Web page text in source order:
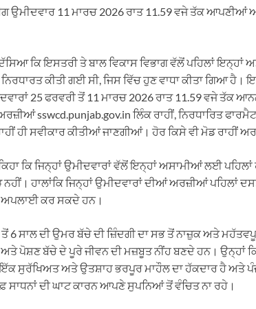
ਉਮੀਦਵਾਰ 11 ਮਾਰਚ 2026 ਰਾਤ 11.59 ਵਜੇ ਤੱਕ
ਕਿ ਇਸਤਰੀ ਤੇ ਬਾਲ ਵਿਕਾਸ ਵਿਭਾਗ ਵੱਲੋਂ ਪਹਿਲਾਂ
ਕੀਤੀ ਗਈ ਸੀ, ਜਿਸ ਵਿੱਚ ਹੁਣ ਵਾਧਾ ਕੀਤਾ ਗਿਆ
25 ਫਰਵਰੀ ਤੋਂ 11 ਮਾਰਚ 2026 ਰਾਤ 11.59 ਵਜੇ ਤੱਕ
sswcd.punjab.gov.in ਲਿੰਕ ਰਾਹੀਂ, ਨਿਰਧਾਰਿਤ
ਹੀ ਸਵੀਕਾਰ ਕੀਤੀਆਂ ਜਾਣਗੀਆਂ। ਹੋਰ ਕਿਸੇ ਵੀ ਮੋਡ ਰਾਹੀਂ
ਕਿ ਜਿਨ੍ਹਾਂ ਉਮੀਦਵਾਰਾਂ ਵੱਲੋਂ ਇਨ੍ਹਾਂ ਅਸਾਮੀਆਂ ਲਈ
ਹਾਲਾਂਕਿ ਜਿਨ੍ਹਾਂ ਉਮੀਦਵਾਰਾਂ ਦੀਆਂ ਅਰਜ਼ੀਆਂ ਪਹਿਲਾਂ
ਅਪਲਾਈ ਕਰ ਸਕਦੇ ਹਨ।
ਤੋਂ 6 ਸਾਲ ਦੀ ਉਮਰ ਬੱਚੇ ਦੀ ਜ਼ਿੰਦਗੀ ਦਾ ਸਭ ਤੋਂ ਨਾਜ਼ੁਕ ਅਤੇ
ਪੋਸ਼ਣ ਬੱਚੇ ਦੇ ਪੂਰੇ ਜੀਵਨ ਦੀ ਮਜ਼ਬੂਤ ਨੀਂਹ ਬਣਦੇ ਹਨ। ਉਨ੍ਹਾਂ
ਇੱਕ ਸੁਰੱਖਿਅਤ ਅਤੇ ਉਤਸ਼ਾਹ ਭਰਪੂਰ ਮਾਹੌਲ ਦਾ ਹੱਕਦਾਰ ਹੈ ਅਤੇ
ਸਾਧਨਾਂ ਦੀ ਘਾਟ ਕਾਰਨ ਆਪਣੇ ਸੁਪਨਿਆਂ ਤੋਂ ਵੰਚਿਤ ਨਾ ਰਹੇ।